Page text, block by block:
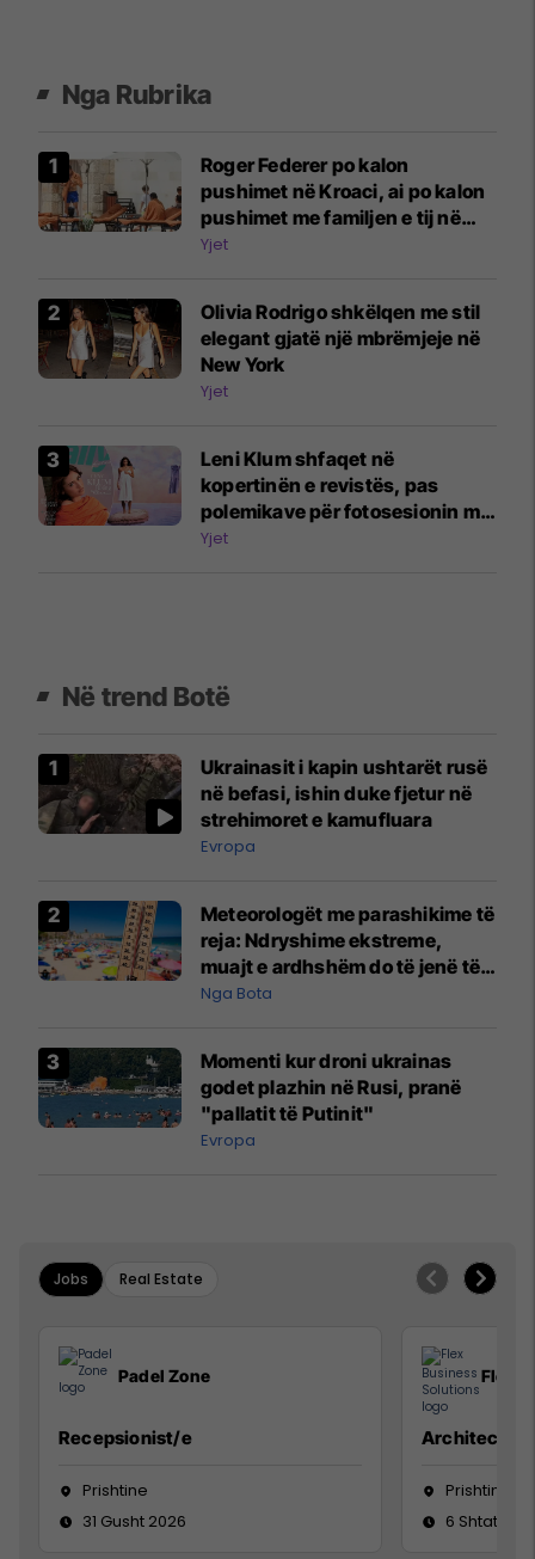
Nga Rubrika
Roger Federer po kalon
pushimet në Kroaci, ai po kalon
pushimet me familjen e tij në
Mali Lošinj
Yjet
Olivia Rodrigo shkëlqen me stil
elegant gjatë një mbrëmjeje në
New York
Yjet
Leni Klum shfaqet në
kopertinën e revistës, pas
polemikave për fotosesionin me
nënën Heidi Klum
Yjet
Në trend Botë
Ukrainasit i kapin ushtarët rusë
në befasi, ishin duke fjetur në
strehimoret e kamufluara
Evropa
Meteorologët me parashikime të
reja: Ndryshime ekstreme,
muajt e ardhshëm do të jenë të
pazakontë
Nga Bota
Momenti kur droni ukrainas
godet plazhin në Rusi, pranë
"pallatit të Putinit"
Evropa
Jobs Real Estate
Padel Zone
Recepsionist/e
Prishtine
31 Gusht 2026
Flex
Architect
Prishtinë
6 Shtator